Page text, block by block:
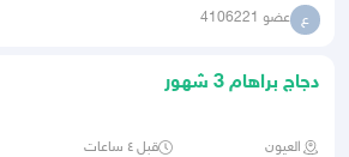
ع عضو 4106221
دجاج براهام 3 شهور
العيون قبل ٤ ساعات